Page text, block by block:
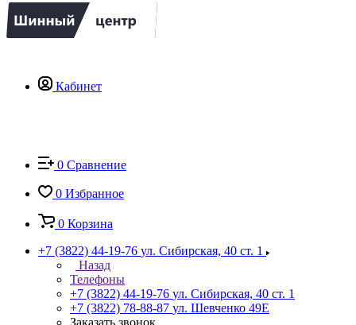
Кабинет
0 Сравнение
0 Избранное
0 Корзина
+7 (3822) 44-19-76 ул. Сибирская, 40 ст. 1
Назад
Телефоны
+7 (3822) 44-19-76 ул. Сибирская, 40 ст. 1
+7 (3822) 78-88-87 ул. Шевченко 49Е
Заказать звонок